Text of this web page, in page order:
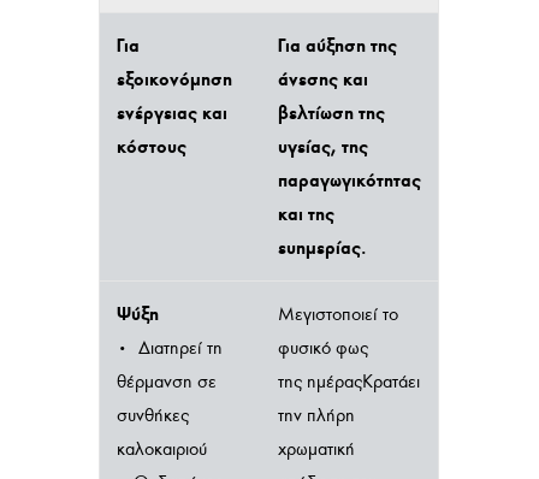
Για
εξοικονόμηση
ενέργειας και
κόστους
Για αύξηση της
άνεσης και
βελτίωση της
υγείας, της
παραγωγικότητας
και της
ευημερίας.
Ψύξη
• Διατηρεί τη
θέρμανση σε
συνθήκες
καλοκαιριού
Μεγιστοποιεί το
φυσικό φως
της ημέραςΚρατάει
την πλήρη
χρωματική